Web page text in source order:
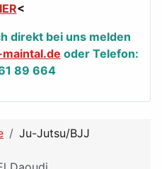
<
direkt bei uns melden
oder Telefon:
89 664
Ju-Jutsu/BJJ